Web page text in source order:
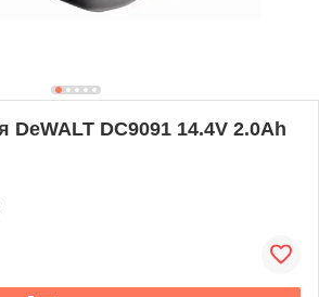
DeWALT DC9091 14.4V 2.0Ah